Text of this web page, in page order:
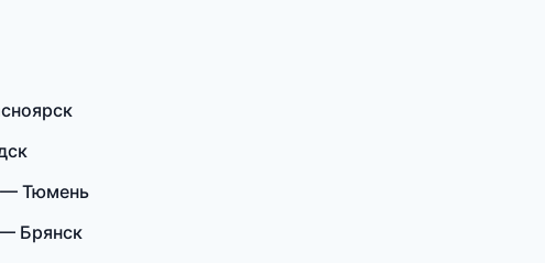
— Тюмень
Брянск